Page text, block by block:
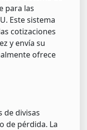
para las
Este sistema
cotizaciones
y envía su
ofrece
de divisas
de pérdida. La